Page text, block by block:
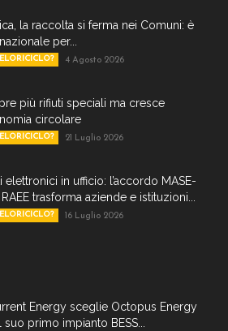
la raccolta si ferma nei Comuni: è
per...
4 Agosto 2026
più rifiuti speciali ma cresce
circolare
21 Luglio 2026
elettronici in ufficio: l’accordo MASE-
trasforma aziende e istituzioni...
16 Luglio 2026
Energy sceglie Octopus Energy
suo primo impianto BESS...